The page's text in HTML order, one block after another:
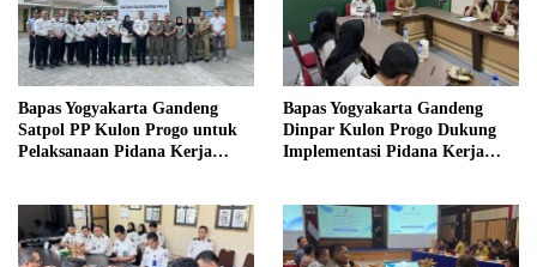
Bapas Yogyakarta Gandeng
Satpol PP Kulon Progo untuk
Pelaksanaan Pidana Kerja
Bapas Yogyakarta Gandeng
Dinpar Kulon Progo Dukung
Implementasi Pidana Kerja